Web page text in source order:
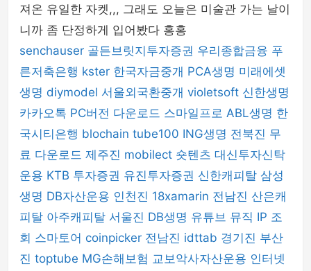
져온 유일한 자켓,,, 그래도 오늘은 미술관 가는 날이
니까 좀 단정하게 입어봤다 홍홍
senchauser 골든브릿지투자증권 우리종합금융 푸
른저축은행 kster 한국자금중개 PCA생명 미래에셋
생명 diymodel 서울외국환중개 violetsoft 신한생명
카카오톡 PC버전 다운로드 스마일프로 ABL생명 한
국시티은행 blochain tube100 ING생명 전북진 무
료 다운로드 제주진 mobilect 숏텐츠 대신투자신탁
운용 KTB 투자증권 유진투자증권 신한캐피탈 삼성
생명 DB자산운용 인천진 18xamarin 전남진 산은캐
피탈 아주캐피탈 서울진 DB생명 유튜브 뮤직 IP 조
회 스마토어 coinpicker 전남진 idttab 경기진 부산
진 toptube MG손해보험 교보악사자산운용 인터넷